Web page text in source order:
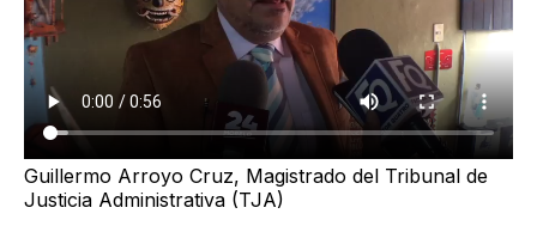
Guillermo Arroyo Cruz, Magistrado del Tribunal de
Justicia Administrativa (TJA)